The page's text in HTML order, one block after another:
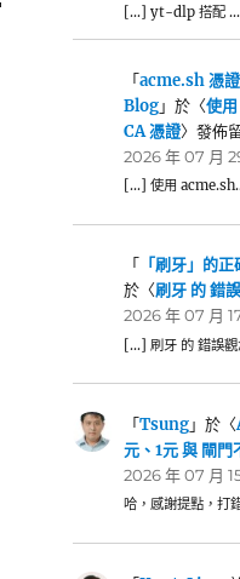
[…] yt-dlp 搭配 …
「acme.sh 憑
Blog」於〈使
CA 憑證〉發佈
2026 年 07 月
[…] 使用
「 「刷牙」的
於〈刷牙 的 錯
2026 年 07 月
[…] 刷牙 的 錯誤
「Tsung」於〈
元、1元 與 閘門
2026 年 07 月
哈，感謝提點，打